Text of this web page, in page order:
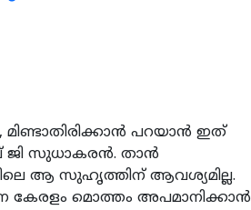
പറയാന്‍ ഇത്
ജി സുധാകരന്‍. താന്‍
ആ സുഹൃത്തിന് ആവശ്യമില്ല.
കേരളം മൊത്തം അപമാനിക്കാന്‍